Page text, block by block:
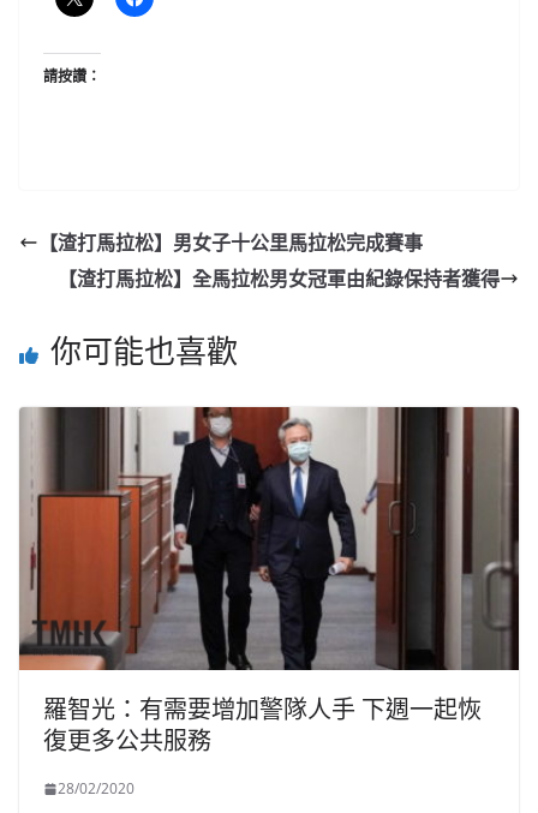
請按讚：
【渣打馬拉松】男女子十公里馬拉松完成賽事
【渣打馬拉松】全馬拉松男女冠軍由紀錄保持者獲得
你可能也喜歡
羅智光：有需要增加警隊人手 下週一起恢
復更多公共服務
28/02/2020